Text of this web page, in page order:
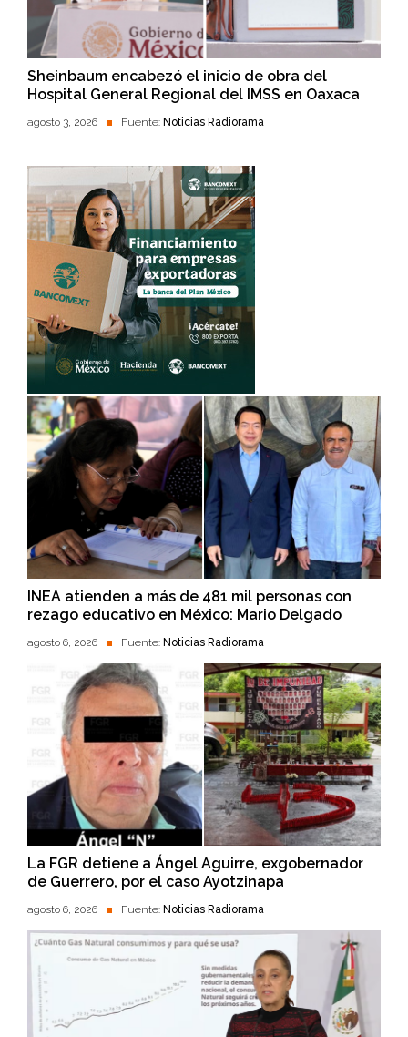
Sheinbaum encabezó el inicio de obra del
Hospital General Regional del IMSS en Oaxaca
agosto 3, 2026 Fuente: Noticias Radiorama
INEA atienden a más de 481 mil personas con
rezago educativo en México: Mario Delgado
agosto 6, 2026 Fuente: Noticias Radiorama
La FGR detiene a Ángel Aguirre, exgobernador
de Guerrero, por el caso Ayotzinapa
agosto 6, 2026 Fuente: Noticias Radiorama